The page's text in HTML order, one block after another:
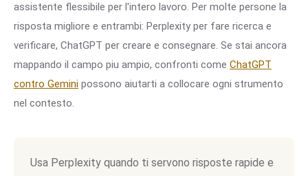
assistente flessibile per l'intero lavoro. Per molte persone la
risposta migliore e entrambi: Perplexity per fare ricerca e
verificare, ChatGPT per creare e consegnare. Se stai ancora
mappando il campo piu ampio, confronti come ChatGPT
contro Gemini possono aiutarti a collocare ogni strumento
nel contesto.
Usa Perplexity quando ti servono risposte rapide e